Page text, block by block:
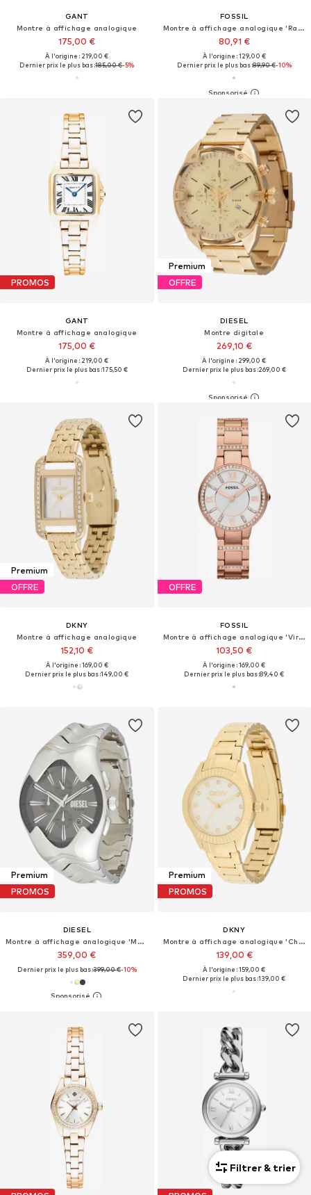
GANT
Montre à affichage analogique
175,00 €
À l'origine : 219,00 €
Dernier prix le plus bas :185,00 €-5%
FOSSIL
Montre à affichage analogique 'Raquel'
80,91 €
À l'origine : 129,00 €
Dernier prix le plus bas :89,90 €-10%
PROMOS
GANT
Montre à affichage analogique
175,00 €
À l'origine : 219,00 €
Dernier prix le plus bas :175,50 €
Premium
OFFRE
DIESEL
Montre digitale
269,10 €
À l'origine : 299,00 €
Dernier prix le plus bas :269,00 €
Premium
OFFRE
DKNY
Montre à affichage analogique
152,10 €
À l'origine : 169,00 €
Dernier prix le plus bas :149,00 €
OFFRE
FOSSIL
Montre à affichage analogique 'Virginia'
103,50 €
À l'origine : 169,00 €
Dernier prix le plus bas :89,40 €
Premium
PROMOS
DIESEL
Montre à affichage analogique 'Mercurial'
359,00 €
Dernier prix le plus bas :399,00 €-10%
Premium
PROMOS
DKNY
Montre à affichage analogique 'Chambers'
139,00 €
À l'origine : 159,00 €
Dernier prix le plus bas :139,00 €
Filtrer & trier